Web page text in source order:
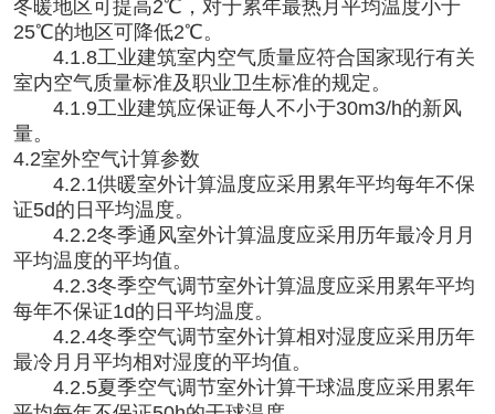
冬暖地区可提高2℃，对于累年最热月平均温度小于
25℃的地区可降低2℃。
4.1.8工业建筑室内空气质量应符合国家现行有关
室内空气质量标准及职业卫生标准的规定。
4.1.9工业建筑应保证每人不小于30m3/h的新风
量。
4.2室外空气计算参数
4.2.1供暖室外计算温度应采用累年平均每年不保
证5d的日平均温度。
4.2.2冬季通风室外计算温度应采用历年最冷月月
平均温度的平均值。
4.2.3冬季空气调节室外计算温度应采用累年平均
每年不保证1d的日平均温度。
4.2.4冬季空气调节室外计算相对湿度应采用历年
最冷月月平均相对湿度的平均值。
4.2.5夏季空气调节室外计算干球温度应采用累年